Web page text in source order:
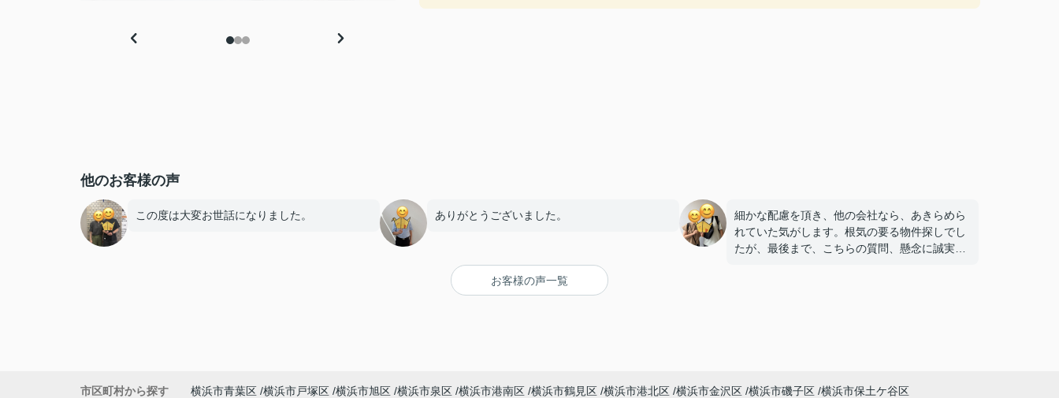
他のお客様の声
この度は大変お世話になりました。 ありがとうございました。
細かな配慮を頂き、他の会社なら、あきらめら
れていた気がします。根気の要る物件探しでし
たが、最後まで、こちらの質問、懸念に誠実に
お客様の声一覧
市区町村から探す 横浜市青葉区 横浜市戸塚区 横浜市旭区 横浜市泉区 横浜市港南区 横浜市鶴見区 横浜市港北区 横浜市金沢区 横浜市磯子区 横浜市保土ケ谷区